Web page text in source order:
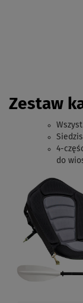
Zestaw
4-
do